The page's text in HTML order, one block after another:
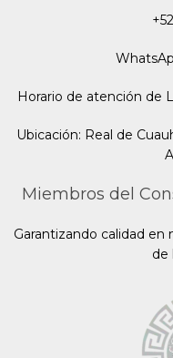
Horario de atención de
Ubicación: Real de
Miembros del
Garantizando calidad
de